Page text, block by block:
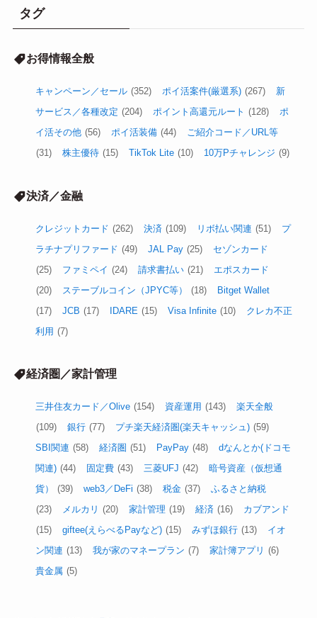
タグ
お得情報全般
キャンペーン／セール (352) ポイ活案件(厳選系) (267)
新
サービス／各種改定 (204) ポイント高還元ルート (128)
ポ
イ活その他 (56) ポイ活装備 (44)
ご紹介コード／URL等
(31)
株主優待 (15) TikTok Lite (10) 10万Pチャレンジ (9)
決済／金融
クレジットカード (262) 決済 (109) リボ払い関連 (51)
プ
ラチナプリファード (49) JAL Pay (25)
セゾンカード
(25)
ファミペイ (24) 請求書払い (21)
エポスカード
(20)
ステーブルコイン（JPYC等） (18)
Bitget Wallet
(17)
JCB (17) IDARE (15) Visa Infinite (10)
クレカ不正
利用 (7)
経済圏／家計管理
三井住友カード／Olive (154) 資産運用 (143)
楽天全般
(109)
銀行 (77) プチ楽天経済圏(楽天キャッシュ) (59)
SBI関連 (58) 経済圏 (51) PayPay (48)
dなんとか(ドコモ
関連) (44) 固定費 (43) 三菱UFJ (42)
暗号資産（仮想通
貨）
(39) web3／DeFi (38) 税金 (37)
ふるさと納税
(23)
メルカリ (20) 家計管理 (19) 経済 (16)
カブアンド
(15)
giftee(えらべるPayなど) (15) みずほ銀行 (13)
イオ
ン関連 (13) 我が家のマネープラン (7) 家計簿アプリ (6)
貴金属 (5)